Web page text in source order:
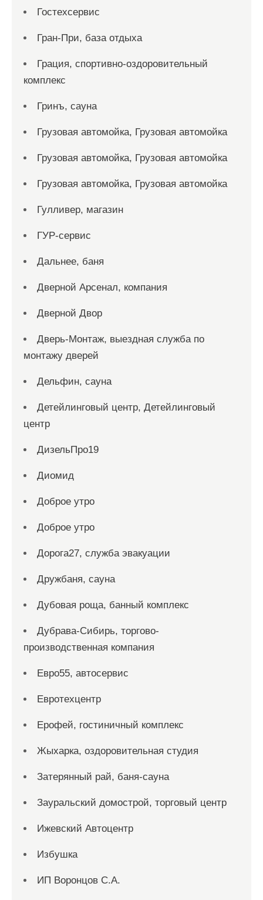
Гостехсервис
Гран-При, база отдыха
Грация, спортивно-оздоровительный
комплекс
Гринъ, сауна
Грузовая автомойка, Грузовая автомойка
Грузовая автомойка, Грузовая автомойка
Грузовая автомойка, Грузовая автомойка
Гулливер, магазин
ГУР-сервис
Дальнее, баня
Дверной Арсенал, компания
Дверной Двор
Дверь-Монтаж, выездная служба по
монтажу дверей
Дельфин, сауна
Детейлинговый центр, Детейлинговый
центр
ДизельПро19
Диомид
Доброе утро
Доброе утро
Дорога27, служба эвакуации
Дружбаня, сауна
Дубовая роща, банный комплекс
Дубрава-Сибирь, торгово-
производственная компания
Евро55, автосервис
Евротехцентр
Ерофей, гостиничный комплекс
Жыхарка, оздоровительная студия
Затерянный рай, баня-сауна
Зауральский домострой, торговый центр
Ижевский Автоцентр
Избушка
ИП Воронцов С.А.